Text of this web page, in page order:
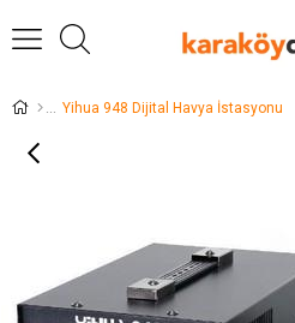
Yihua 948 Dijital Havya İstasyonu